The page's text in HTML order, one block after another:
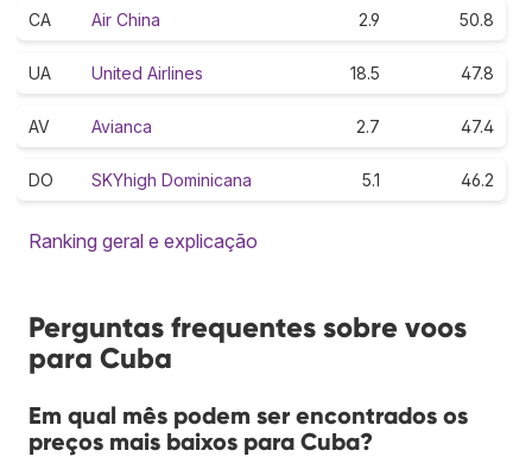
CA Air China 2.9 50.8
UA United Airlines 18.5 47.8
AV Avianca 2.7 47.4
DO SKYhigh Dominicana 5.1 46.2
Ranking geral e explicação
Perguntas frequentes sobre voos
para Cuba
Em qual mês podem ser encontrados os
preços mais baixos para Cuba?